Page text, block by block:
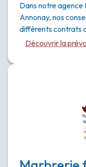
Dans notre agence
Annonay, nos
différents contrats
Découvrir la